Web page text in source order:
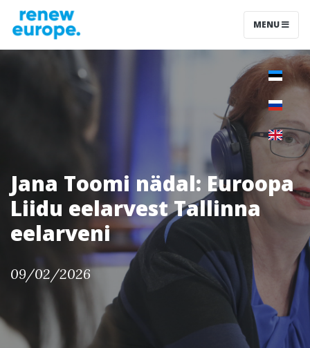
MENU
Jana Toomi nädal: Euroopa
Liidu eelarvest Tallinna
eelarveni
09/02/2026